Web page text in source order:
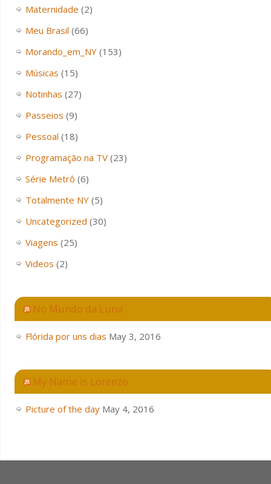
Maternidade (2)
Meu Brasil (66)
Morando_em_NY(153)
Músicas (15)
Notinhas (27)
Passeios (9)
Pessoal (18)
Programação na TV(23)
Série Metrô (6)
Totalmente NY(5)
Uncategorized (30)
Viagens (25)
Videos (2)
No Mundo da Luna
Flórida por uns dias May 3, 2016
My Name is Lorenzo
Picture of the day May 4, 2016